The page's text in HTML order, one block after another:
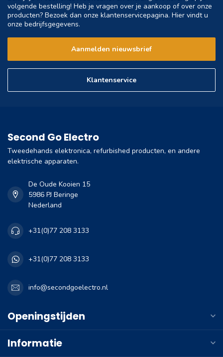
volgende bestelling! Heb je vragen over je aankoop of over onze
producten? Bezoek dan onze klantenservicepagina. Hier vindt u
onze bedrijfsgegevens.
Aanmelden nieuwsbrief
Klantenservice
Second Go Electro
Tweedehands elektronica, refurbished producten, en andere
elektrische apparaten.
De Oude Kooien 15
5986 PJ Beringe
Nederland
+31(0)77 208 3133
+31(0)77 208 3133
info@secondgoelectro.nl
Openingstijden
Informatie